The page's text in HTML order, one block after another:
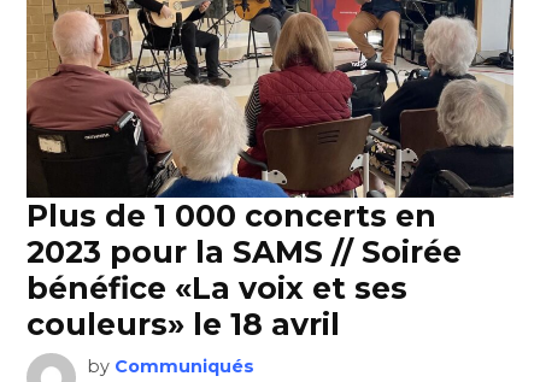
Plus de 1 000 concerts en
2023 pour la SAMS // Soirée
bénéfice «La voix et ses
couleurs» le 18 avril
by Communiqués